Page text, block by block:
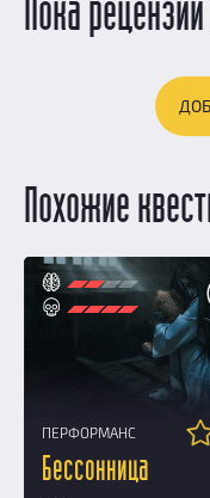
Пока
Похожие
ПЕРФОРМАНС
Бессонница